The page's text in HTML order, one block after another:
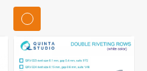
regularna